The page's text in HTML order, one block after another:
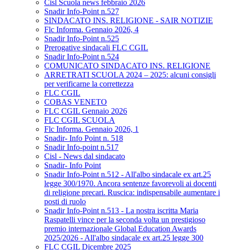
Cisl Scuola news febbraio 2026
Snadir Info-Point n.527
SINDACATO INS. RELIGIONE - SAIR NOTIZIE
Flc Informa. Gennaio 2026, 4
Snadir Info-Point n.525
Prerogative sindacali FLC CGIL
Snadir Info-Point n.524
COMUNICATO SINDACATO INS. RELIGIONE
ARRETRATI SCUOLA 2024 – 2025: alcuni consigli
per verificarne la correttezza
FLC CGIL
COBAS VENETO
FLC CGIL Gennaio 2026
FLC CGIL SCUOLA
Flc Informa. Gennaio 2026, 1
Snadir- Info Point n. 518
Snadir Info-point n.517
Cisl - News dal sindacato
Snadir- Info Point
Snadir Info-Point n.512 - All'albo sindacale ex art.25
legge 300/1970. Ancora sentenze favorevoli ai docenti
di religione precari. Ruscica: indispensabile aumentare i
posti di ruolo
Snadir Info-Point n.513 - La nostra iscritta Maria
Raspatelli vince per la seconda volta un prestigioso
premio internazionale Global Education Awards
2025/2026 - All'albo sindacale ex art.25 legge 300
FLC CGIL Dicembre 2025